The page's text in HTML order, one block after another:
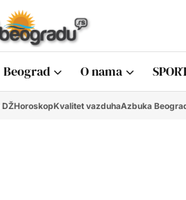
Beograd O nama
DŽHoroskopKvalitet vazduhaAzbuka